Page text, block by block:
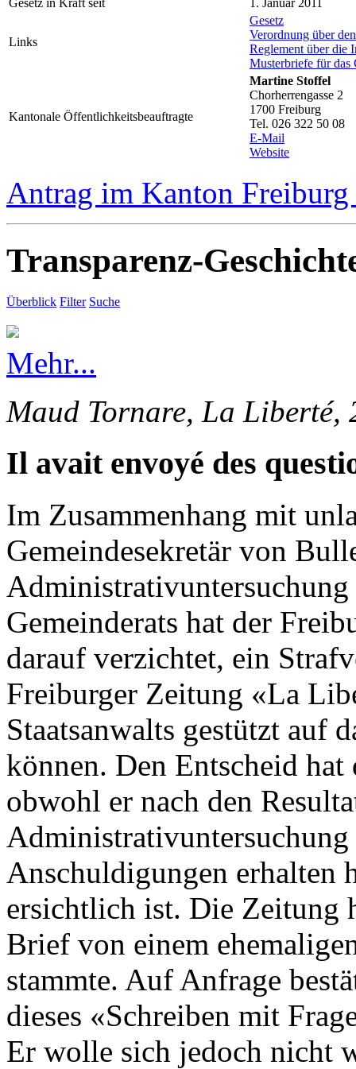
Links
Gesetz
Verordnung über
Reglement über die
Musterbriefe für das
Kantonale Öffentlichkeitsbeauftragte
Martine Stoffel
Chorherrengasse 2
1700 Freiburg
Tel. 026 322 50 08
E-Mail
Website
Antrag im Kanton Freiburg
Transparenz-
Überblick Filter Suche
Mehr...
Maud Tornare, La Liberté,
Il avait envoyé des
Im Zusammenhang mit
Gemeindesekretär von
Administrativuntersuchung
Gemeinderats hat der
darauf verzichtet, ein
Freiburger Zeitung «La
Staatsanwalts gestützt auf
können. Den Entscheid
obwohl er nach den
Anschuldigungen erhalten
ersichtlich ist. Die Zeitung
Brief von einem
stammte. Auf Anfrage
dieses «Schreiben mit
Er wolle sich jedoch nicht